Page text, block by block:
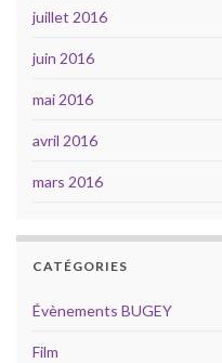
juillet 2016
juin 2016
mai 2016
avril 2016
mars 2016
CATÉGORIES
Évènements BUGEY
Film